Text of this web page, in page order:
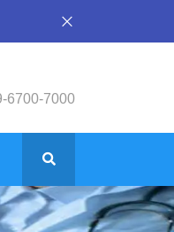
6700-7000